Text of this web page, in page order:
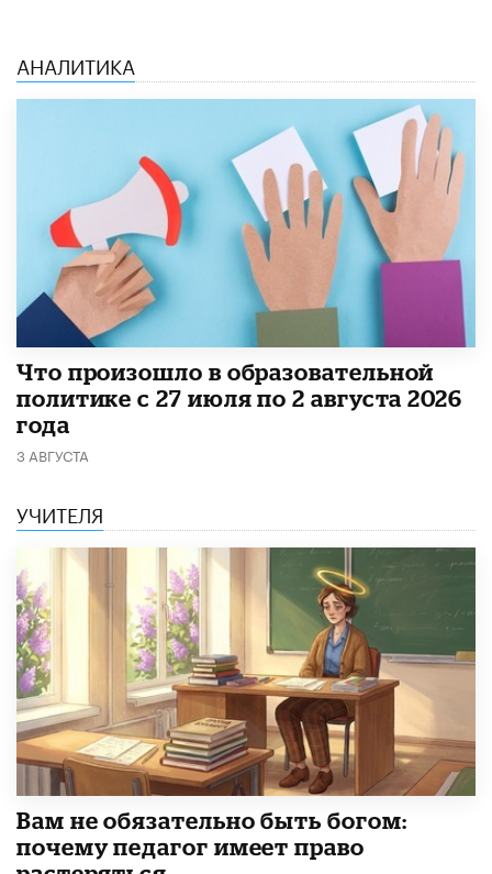
АНАЛИТИКА
​Что произошло в образовательной
политике с 27 июля по 2 августа 2026
года
3 АВГУСТА
УЧИТЕЛЯ
​Вам не обязательно быть богом:
почему педагог имеет право